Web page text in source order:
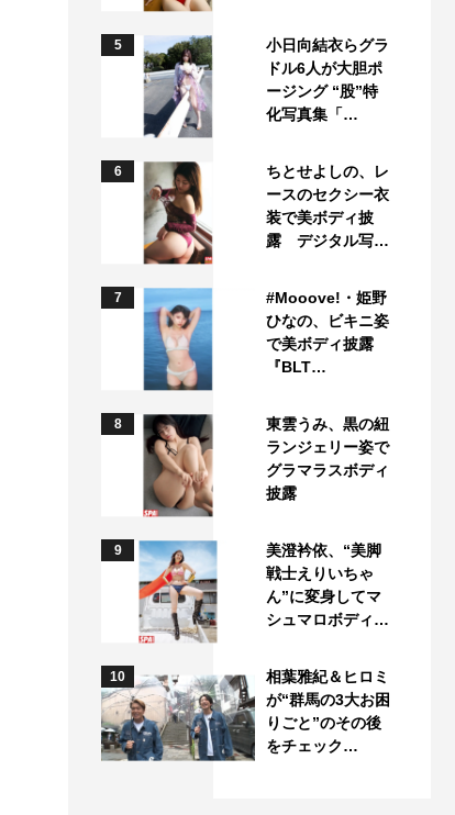
5
小日向結衣らグラ
ドル6人が大胆ポ
ージング “股”特
化写真集「…
6
ちとせよしの、レ
ースのセクシー衣
装で美ボディ披
露 デジタル写…
7
#Mooove!・姫野
ひなの、ビキニ姿
で美ボディ披露
『BLT…
8
東雲うみ、黒の紐
ランジェリー姿で
グラマラスボディ
披露
9
美澄衿依、“美脚
戦士えりいちゃ
ん”に変身してマ
シュマロボディ…
10
相葉雅紀＆ヒロミ
が“群馬の3大お困
りごと”のその後
をチェック…